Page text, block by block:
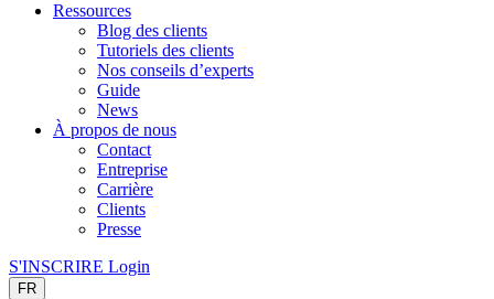
Ressources
Blog des clients
Tutoriels des clients
Nos conseils d’experts
Guide
News
À propos de nous
Contact
Entreprise
Carrière
Clients
Presse
S'INSCRIRE Login
FR